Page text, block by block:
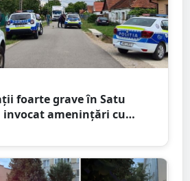
foarte grave în Satu
invocat amenințări cu
în instanță